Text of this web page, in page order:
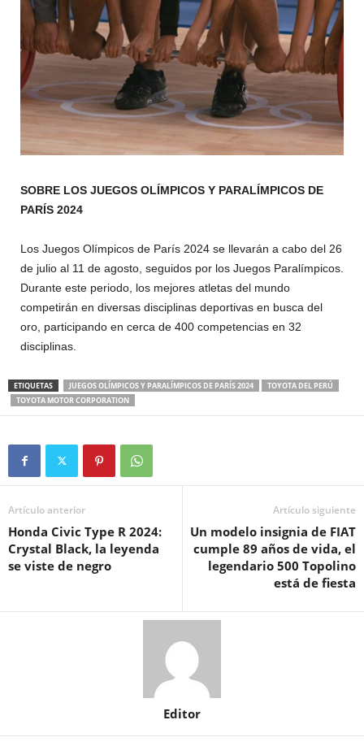
SOBRE LOS JUEGOS OLÍMPICOS Y PARALÍMPICOS DE
PARÍS 2024
Los Juegos Olímpicos de París 2024 se llevarán a cabo del 26
de julio al 11 de agosto, seguidos por los Juegos Paralímpicos.
Durante este periodo, los mejores atletas del mundo
competirán en diversas disciplinas deportivas en busca del
oro, participando en cerca de 400 competencias en 32
disciplinas.
ETIQUETAS JUEGOS OLÍMPICOS Y PARALÍMPICOS DE PARÍS 2024
TOYOTA DEL PERÚ
TOYOTA MOTOR CORPORATION
Artículo anterior
Honda Civic Type R 2024:
Crystal Black, la leyenda
se viste de negro
Artículo siguiente
Un modelo insignia de FIAT
cumple 89 años de vida, el
legendario 500 Topolino
está de fiesta
Editor